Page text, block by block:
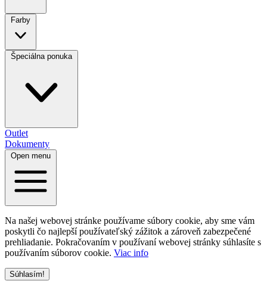
Farby
Špeciálna ponuka
Outlet
Dokumenty
Open menu
Na našej webovej stránke používame súbory cookie, aby sme vám
poskytli čo najlepší používateľský zážitok a zároveň zabezpečené
prehliadanie. Pokračovaním v používaní webovej stránky súhlasíte s
používaním súborov cookie. Viac info
Súhlasím!